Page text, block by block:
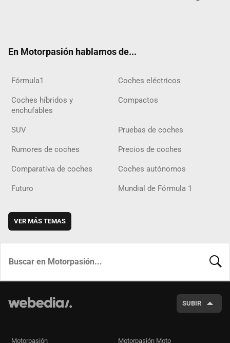
En Motorpasión hablamos de...
Fórmula1 Coches eléctricos
Coches híbridos y
enchufables
Compactos
SUV Pruebas de coches
Rumores de coches Precios de coches
Comparativa de coches Coches autónomos
Futuro Mundial de Fórmula 1
VER MÁS TEMAS
SUBIR
Motorpasión Motorpasión Moto